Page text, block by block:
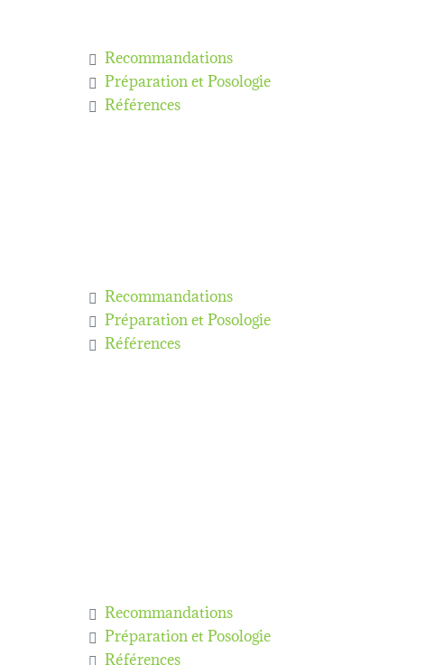
Recommandations
Préparation et Posologie
Références
Recommandations
Préparation et Posologie
Références
Recommandations
Préparation et Posologie
Références